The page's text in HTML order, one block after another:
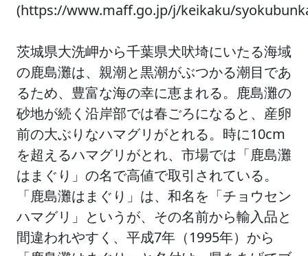
(https://www.maff.go.jp/j/keikaku/
茨城県大洗岬から千葉県犬吠埼にいたる海域
の鹿島灘は、親潮と黒潮がぶつかる潮目であ
るため、豊富な海の幸に恵まれる。鹿島灘の
砂地が続く沿岸部では春ごろになると、産卵
前の大ぶりなハマグリがとれる。時に10cm
を超えるハマグリがとれ、市場では「鹿島灘
はまぐり」の名で高値で取引されている。
「鹿島灘はまぐり」は、和名を「チョウセン
ハマグリ」というが、その名前から輸入品と
間違われやすく、平成7年（1995年）から